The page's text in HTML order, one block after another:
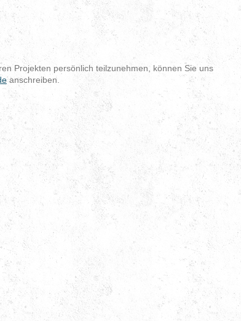
Projekten persönlich teilzunehmen, können Sie uns
anschreiben.